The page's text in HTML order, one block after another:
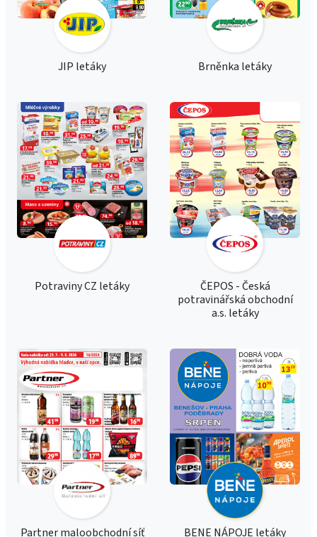
JIP letáky Brněnka letáky
Potraviny CZ letáky
ČEPOS - Česká
potravinářská obchodní
a.s. letáky
Partner maloobchodní síť
BENE NÁPOJE letáky